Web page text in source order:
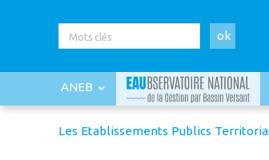
ok
ANEB
Les Etablissements Publics